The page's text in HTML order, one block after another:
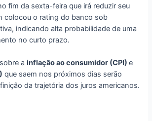
fim da sexta-feira que irá reduzir seu
colocou o rating do banco sob
indicando alta probabilidade de uma
no curto prazo.
ainflação ao consumidor (CPI)e
que saem nos próximos dias serão
da trajetória dos juros americanos.